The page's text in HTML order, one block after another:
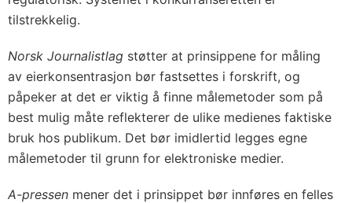
tilstrekkelig.
Norsk Journalistlag støtter at prinsippene for måling
av eierkonsentrasjon bør fastsettes i forskrift, og
påpeker at det er viktig å finne målemetoder som på
best mulig måte reflekterer de ulike medienes faktiske
bruk hos publikum. Det bør imidlertid legges egne
målemetoder til grunn for elektroniske medier.
A-pressen mener det i prinsippet bør innføres en felles